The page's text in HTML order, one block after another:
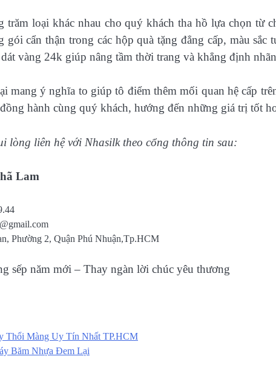
trăm loại khác nhau cho quý khách tha hồ lựa chọn từ
gói cẩn thận trong các hộp quà tặng đẳng cấp, màu
vàng 24k giúp nâng tầm thời trang và khẳng định
mang ý nghĩa to giúp tô điểm thêm mối quan hệ cấp
hành cùng quý khách, hướng đến những giá trị tốt
lòng liên hệ với Nhasilk theo cổng thông tin sau:
Lam
Phường 2, Quận Phú Nhuận,Tp.HCM
sếp năm mới – Thay ngàn lời chúc yêu thương
Thổi Màng Uy Tín Nhất TP.HCM
Băm Nhựa Đem Lại